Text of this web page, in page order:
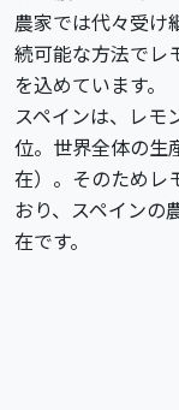
農家では代々受け
続可能な方法でレ
を込めています。
スペインは、レモ
位。世界全体の生
在）。そのためレ
おり、スペインの
在です。